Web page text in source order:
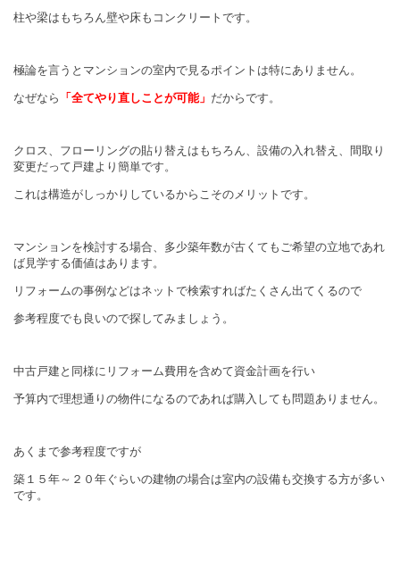
柱や梁はもちろん壁や床もコンクリートです。
極論を言うとマンションの室内で見るポイントは特にありません。
なぜなら 「全てやり直しことが可能」 だからです。
クロス、フローリングの貼り替えはもちろん、設備の入れ替え、間取り
変更だって戸建より簡単です。
これは構造がしっかりしているからこそのメリットです。
マンションを検討する場合、多少築年数が古くてもご希望の立地であれ
ば見学する価値はあります。
リフォームの事例などはネットで検索すればたくさん出てくるので
参考程度でも良いので探してみましょう。
中古戸建と同様にリフォーム費用を含めて資金計画を行い
予算内で理想通りの物件になるのであれば購入しても問題ありません。
あくまで参考程度ですが
築１５年～２０年ぐらいの建物の場合は室内の設備も交換する方が多い
です。